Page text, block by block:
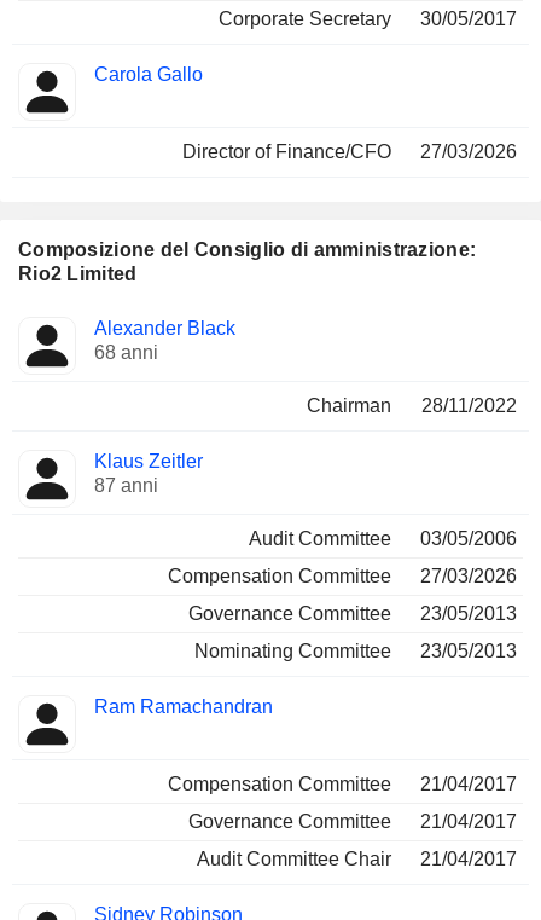
Corporate Secretary
30/05/2017
Carola Gallo
Director of Finance/CFO 27/03/2026
Composizione del Consiglio di amministrazione:
Rio2 Limited
Amministratore Comitati
Alexander Black
68 anni
Chairman 28/11/2022
Klaus Zeitler
87 anni
Audit Committee
03/05/2006
Compensation Committee
27/03/2026
Governance Committee
23/05/2013
Nominating Committee
23/05/2013
Ram Ramachandran
Compensation Committee
21/04/2017
Governance Committee
21/04/2017
Audit Committee Chair
21/04/2017
Sidney Robinson